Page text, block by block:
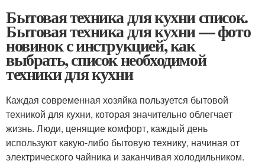
Бытовая техника для кухни список.
Бытовая техника для кухни — фото
новинок с инструкцией, как
выбрать, список необходимой
техники для кухни
Каждая современная хозяйка пользуется бытовой
техникой для кухни, которая значительно облегчает
жизнь. Люди, ценящие комфорт, каждый день
используют какую-либо бытовую технику, начиная от
электрического чайника и заканчивая холодильником.